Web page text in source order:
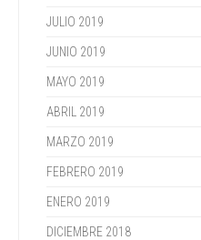
JULIO 2019
JUNIO 2019
MAYO 2019
ABRIL 2019
MARZO 2019
FEBRERO 2019
ENERO 2019
DICIEMBRE 2018